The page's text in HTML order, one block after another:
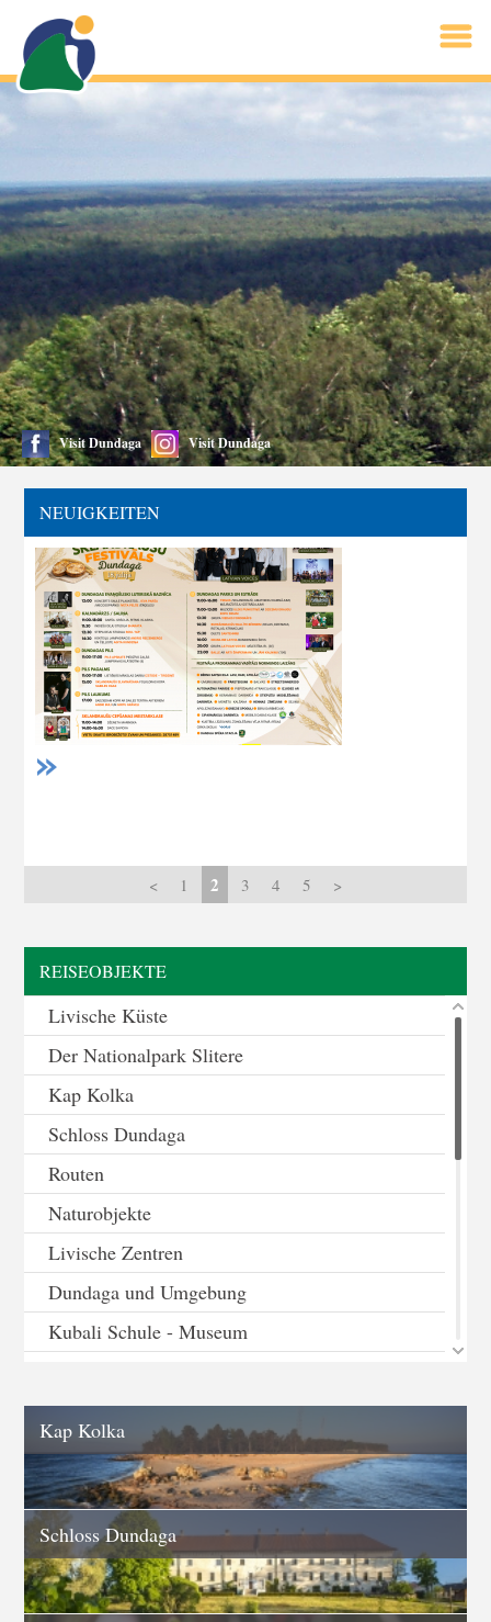
Visit Dundaga Visit Dundaga
NEUIGKEITEN
< 1 2 3 4 5 >
REISEOBJEKTE
Livische Küste
Der Nationalpark Slitere
Kap Kolka
Schloss Dundaga
Routen
Naturobjekte
Livische Zentren
Dundaga und Umgebung
Kubali Schule - Museum
Berühmte Menschen
Sammlungen
Kirchen
Leuchtturm
Denkmäler
Landhöfe, Gärten
Kap Kolka
Schloss Dundaga